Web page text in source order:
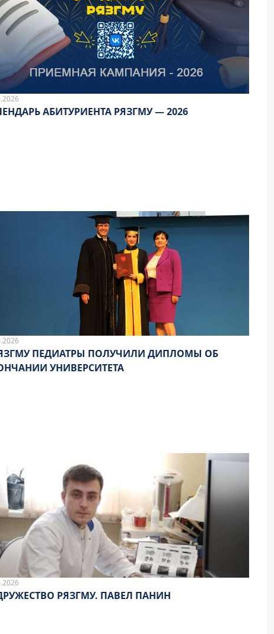
АБИТУРИЕНТА РЯЗГМУ — 2026
ПЕДИАТРЫ ПОЛУЧИЛИ ДИПЛОМЫ ОБ
УНИВЕРСИТЕТА
РЯЗГМУ. ПАВЕЛ ПАНИН